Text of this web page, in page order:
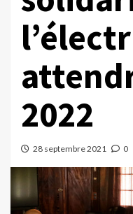
2022
28 septembre 2021 0